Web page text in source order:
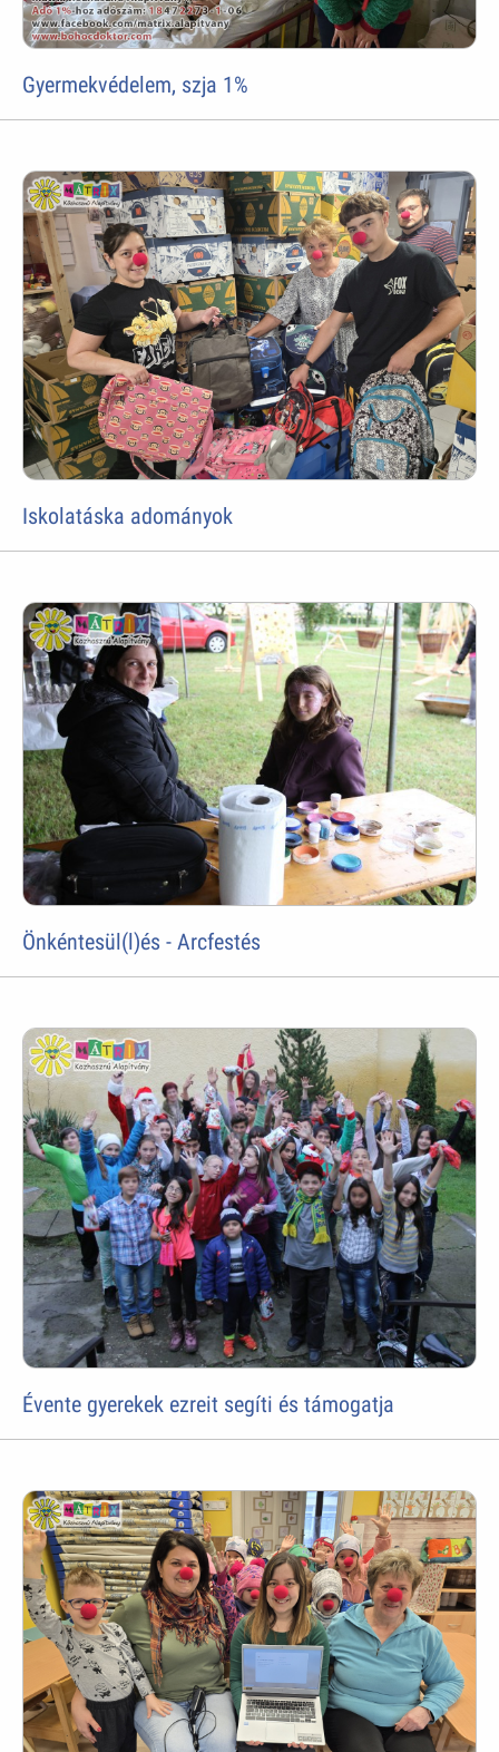
Gyermekvédelem, szja 1%
Iskolatáska adományok
Önkéntesül(l)és - Arcfestés
Évente gyerekek ezreit segíti és támogatja